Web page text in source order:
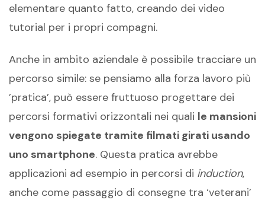
elementare quanto fatto, creando dei video
tutorial per i propri compagni.
Anche in ambito aziendale è possibile tracciare un
percorso simile: se pensiamo alla forza lavoro più
’pratica’, può essere fruttuoso progettare dei
percorsi formativi orizzontali nei quali le mansioni
vengono spiegate tramite filmati girati usando
uno smartphone. Questa pratica avrebbe
applicazioni ad esempio in percorsi di induction,
anche come passaggio di consegne tra ‘veterani’